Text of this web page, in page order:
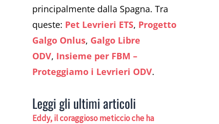
principalmente dalla Spagna. Tra
queste: Pet Levrieri ETS, Progetto
Galgo Onlus, Galgo Libre
ODV, Insieme per FBM –
Proteggiamo i Levrieri ODV.
Leggi gli ultimi articoli
Eddy, il coraggioso meticcio che ha